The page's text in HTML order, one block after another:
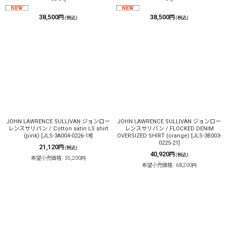
38,500円 (税込) 38,500円 (税込)
JOHN LAWRENCE SULLIVAN ジョンロー
レンスサリバン / Cotton satin LS shirt
(pink)
JLS-3A004-0226-18]
21,120円 (税込)
希望小売価格: 35,200円
JOHN LAWRENCE SULLIVAN ジョンロー
レンスサリバン / FLOCKED DENIM
OVERSIZED SHIRT (orange)
JLS-3B003-
0225-21
40,920円 (税込)
希望小売価格: 68,200円